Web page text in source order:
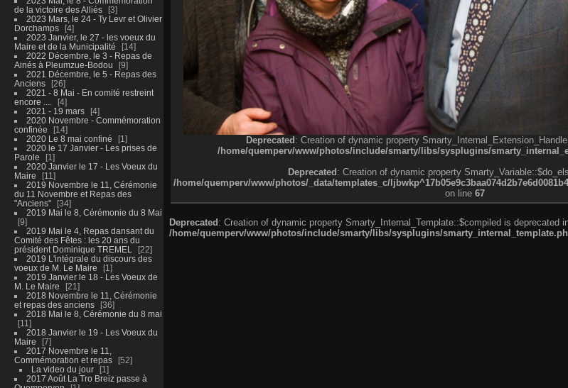
de la victoire des Alliés
3
2023 Mars, le 24 - Ty Levr et Olivier
Dorchamps
4
2023 Janvier, le 27 - les voeux du
Maire et de la Municipalité
14
2022 Décembre, le 3 - Repas de
Ainés à Pleumzue-Bodou
9
2021 Décembre, le 5 - Repas des
Anciens
26
2021 - 8 Mai - En comité restreint
encore ....
4
2021 - 19 mars
4
2020 Novembre - Commémoration
confinée
14
2020 Le 8 mai confiné
1
2020 le 17 Janvier - Les prises de
Parole
1
2020 Janvier le 17 - Les Voeux du
Maire
11
2019 Novembre le 11, Cérémonie
du 11 Novembre et Repas des
"Anciens"
34
2019 Mai le 8, Cérémonie du 8 Mai
9
2019 Mai le 4, Repas dansant du
Comité des Fêtes : les 20 ans du
président Dominique TREMEL
22
2019 L'intégrale du discours des
voeux de M. Le Maire
1
2019 Janvier le 18 - Les Voeux de
M. Le Maire
21
2018 Novembre le 11, Cérémonie
et repas des anciens
36
2018 Mai le 8, Cérémonie du 8 mai
11
2018 Janvier le 19 - Les Voeux du
Maire
7
2017 Novembre le 11,
Commémoration et repas
52
La video du jour
1
2017 Août La Tro Breiz passe à
Deprecated: Creation of dynamic property
/home/quemperv/www/photos/include/smarty/libs/sysplugins/
Deprecated: Creation of dynamic property
/home/quemperv/www/photos/_data/templates_c/
on line 67
Deprecated: Creation of dynamic property Smarty_Internal_Template::$compiled is deprecated
/home/quemperv/www/photos/include/smarty/libs/sysplugins/